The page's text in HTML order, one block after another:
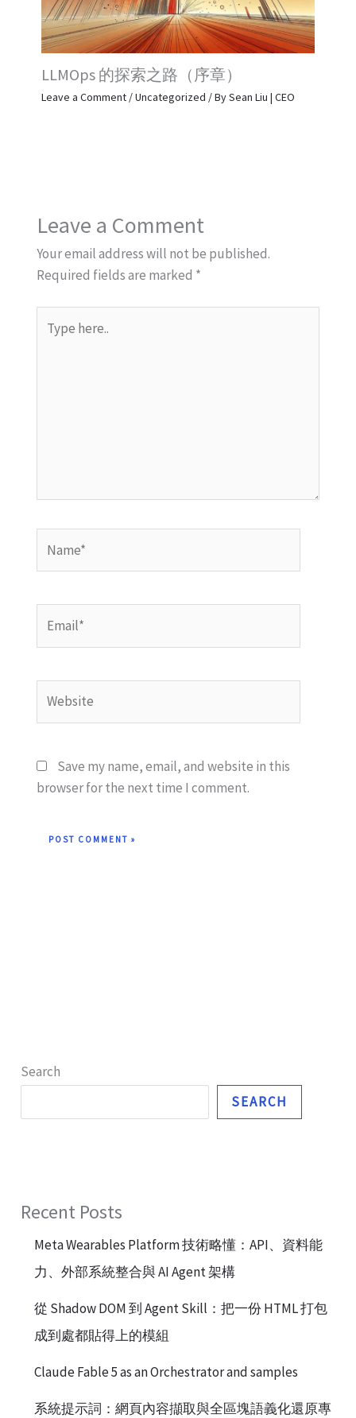
LLMOps 的探索之路（序章）
Leave a Comment /Uncategorized / BySean Liu | CEO
Leave a Comment
Your email address will not be published.
Required fields are marked *
here..
Save my name, email, and website in this
browser for the next time I comment.
Search
SEARCH
Recent Posts
Meta Wearables Platform 技術略懂：API、資料能
力、外部系統整合與 AI Agent 架構
從 Shadow DOM 到 Agent Skill：把一份 HTML 打包
成到處都貼得上的模組
Claude Fable 5 as an Orchestrator and samples
系統提示詞：網頁內容擷取與全區塊語義化還原專